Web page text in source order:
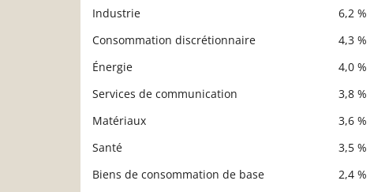
Industrie
6,2 %
Consommation discrétionnaire
4,3 %
Énergie
4,0 %
Services de communication
3,8 %
Matériaux
3,6 %
Santé
3,5 %
Biens de consommation de base
2,4 %